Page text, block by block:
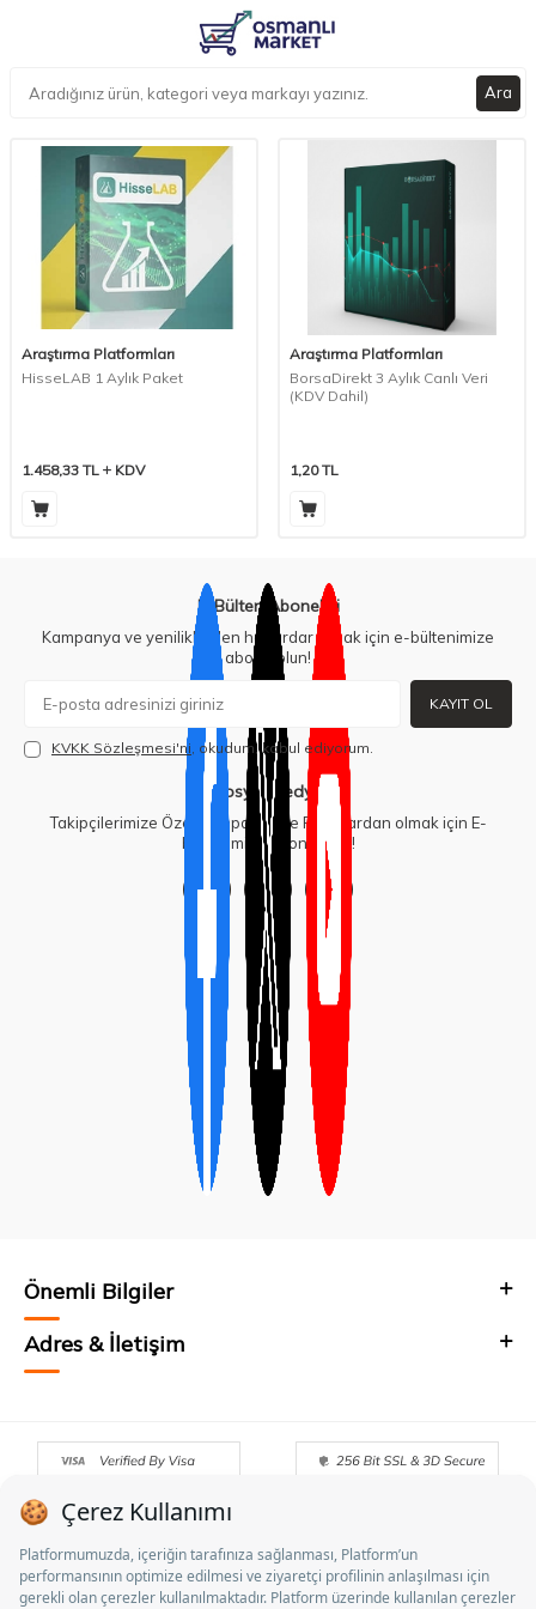
Ara
Araştırma Platformları
HisseLAB 1 Aylık Paket
1.458,33 TL KDV
Araştırma Platformları
BorsaDirekt 3 Aylık Canlı Veri
(KDV Dahil)
1,20TL
E-Bülten Aboneliği
Kampanya ve yeniliklerden haberdar olmak için e-bültenimize
abone olun!
KAYIT OL
KVKK Sözleşmesi'ni, okudum, kabul ediyorum.
Sosyal Medya
Takipçilerimize Özel Kampanya ve Fırsatlardan olmak için E-
bültenimize abone olun!
Önemli Bilgiler
Adres & İletişim